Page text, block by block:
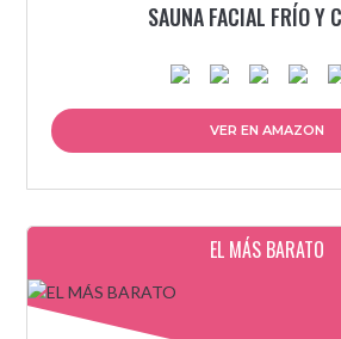
SAUNA FACIAL FRÍO Y
VER EN AMAZON
EL MÁS BARATO